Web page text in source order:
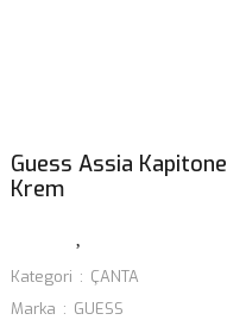
Guess Assia
Krem
Kategori
ÇANTA
Marka
GUESS